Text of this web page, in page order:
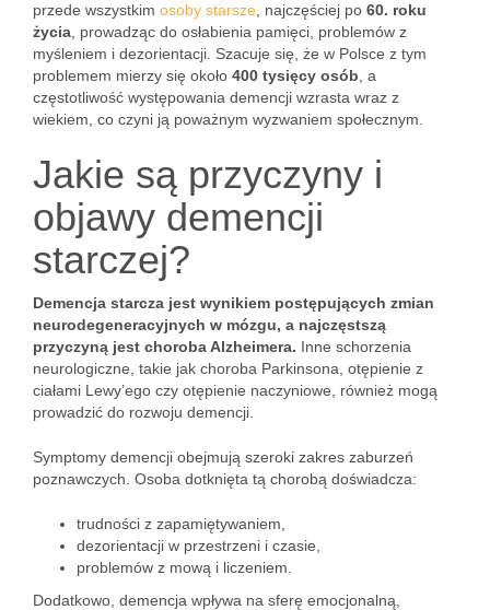
przede wszystkim osoby starsze , najczęściej po 60. roku
życia , prowadząc do osłabienia pamięci, problemów z
myśleniem i dezorientacji. Szacuje się, że w Polsce z tym
problemem mierzy się około 400 tysięcy osób , a
częstotliwość występowania demencji wzrasta wraz z
wiekiem, co czyni ją poważnym wyzwaniem społecznym.
Jakie są przyczyny i
objawy demencji
starczej?
Demencja starcza jest wynikiem postępujących zmian
neurodegeneracyjnych w mózgu, a najczęstszą
przyczyną jest choroba Alzheimera. Inne schorzenia
neurologiczne, takie jak choroba Parkinsona, otępienie z
ciałami Lewy’ego czy otępienie naczyniowe, również mogą
prowadzić do rozwoju demencji.
Symptomy demencji obejmują szeroki zakres zaburzeń
poznawczych. Osoba dotknięta tą chorobą doświadcza:
trudności z zapamiętywaniem,
dezorientacji w przestrzeni i czasie,
problemów z mową i liczeniem.
Dodatkowo, demencja wpływa na sferę emocjonalną,